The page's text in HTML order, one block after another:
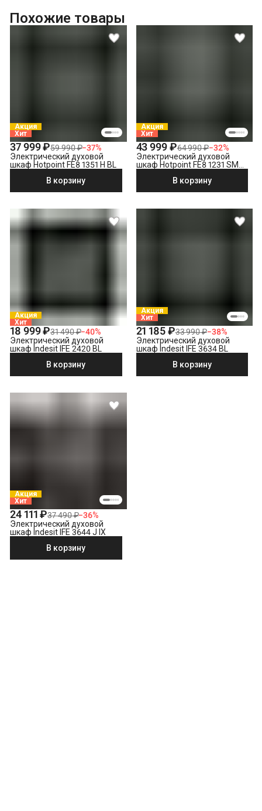
до МКАД, СПБ до КАД)
Подключение к готовым точкам электросети
Выезд мастера за административные пределы города
(МСК за МКАД, СПБ за КАД)
Утилизация техники
Похожие товары
Акция
Хит
37 999 ₽59 990 ₽−37%
Электрический духовой
шкаф Hotpoint FE8 1351 H BL
В корзину
Акция
Хит
43 999 ₽64 990 ₽−32%
Электрический духовой
шкаф Hotpoint FE8 1231 SMP
В корзину
Акция
Хит
18 999 ₽31 490 ₽−40%
Электрический духовой
шкаф Indesit IFE 2420 BL
В корзину
Акция
Хит
21 185 ₽33 990 ₽−38%
Электрический духовой
шкаф Indesit IFE 3634 BL
В корзину
Акция
Хит
24 111 ₽37 490 ₽−36%
Электрический духовой
шкаф Indesit IFE 3644 J IX
В корзину